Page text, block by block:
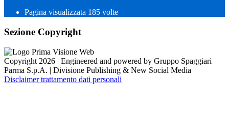
Pagina visualizzata 185 volte
Sezione Copyright
Copyright 2026 | Engineered and powered by Gruppo Spaggiari
Parma S.p.A. | Divisione Publishing & New Social Media
Disclaimer trattamento dati personali